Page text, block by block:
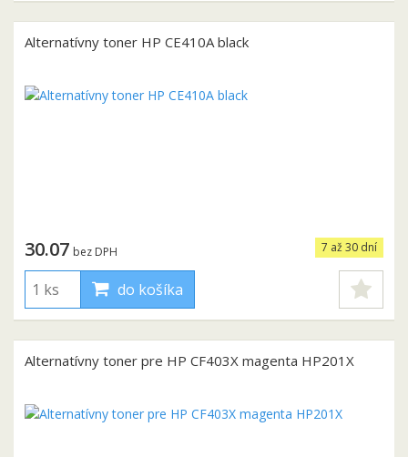
Alternatívny toner HP CE410A black
7 až 30 dní
30.07 bez DPH
do košíka
Alternatívny toner pre HP CF403X magenta HP201X